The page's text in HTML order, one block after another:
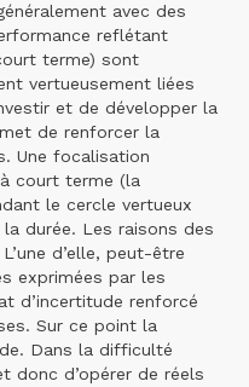
avec des
reflétant
terme) sont
vertueusement liées
et de développer la
de renforcer la
Une focalisation
court terme (la
le cercle vertueux
durée. Les raisons des
d’elle, peut-être
exprimées par les
d’incertitude renforcé
Sur ce point la
Dans la difficulté
donc d’opérer de réels